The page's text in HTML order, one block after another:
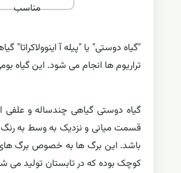
مناسب
"گیاه دوستی" یا "پیله آ
تراریوم ها انجام می شود. این گیاه
گیاه دوستی گیاهی چندساله و علفی
قسمت میانی و نزدیک به وسط به
باشد. این برگ ها به خصوص برگ های
کوچک بوده که در تابستان تولید می